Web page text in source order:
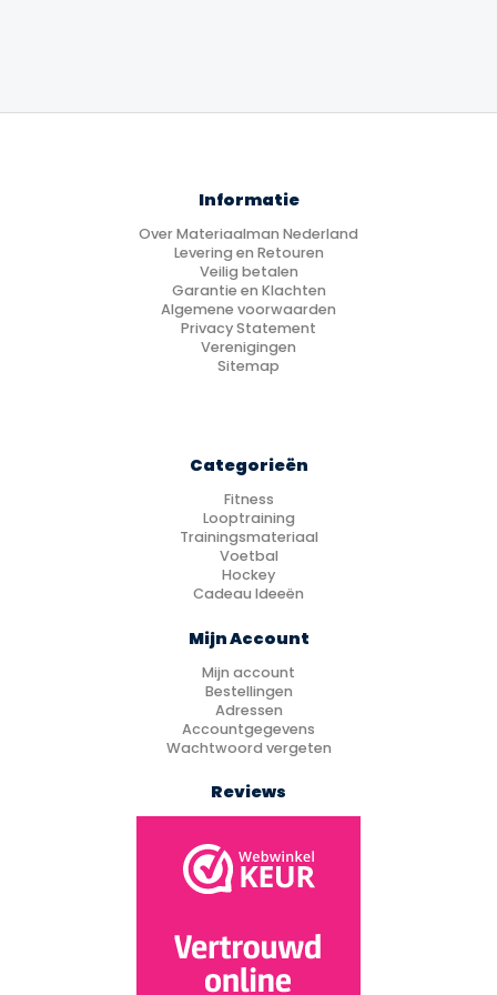
Informatie
Over Materiaalman Nederland
Levering en Retouren
Veilig betalen
Garantie en Klachten
Algemene voorwaarden
Privacy Statement
Verenigingen
Sitemap
Categorieën
Fitness
Looptraining
Trainingsmateriaal
Voetbal
Hockey
Cadeau Ideeën
Mijn Account
Mijn account
Bestellingen
Adressen
Accountgegevens
Wachtwoord vergeten
Reviews